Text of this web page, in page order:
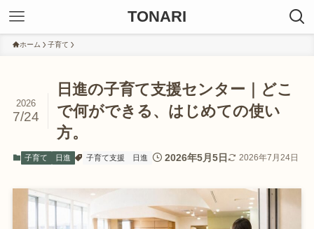
TONARI
ホーム 子育て
日進の子育て支援センター｜どこ
で何ができる、はじめての使い
方。
2026
7/24
子育て 日進 子育て支援 日進 2026年5月5日 2026年7月24日